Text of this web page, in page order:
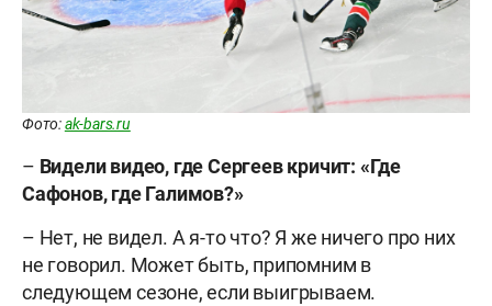
Фото:ak-bars.ru
– Видели видео, где Сергеев кричит: «Где
Сафонов, где Галимов?»
– Нет, не видел. А я-то что? Я же ничего про них
не говорил. Может быть, припомним в
следующем сезоне, если выигрываем.